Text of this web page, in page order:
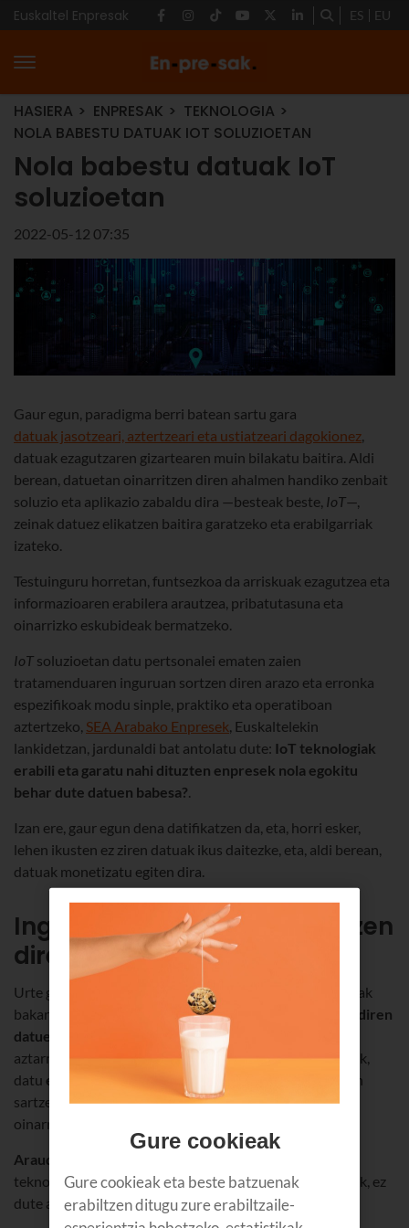
Euskaltel Enpresak ES EU
HASIERA ENPRESAK
TEKNOLOGIA
NOLA BABESTU DATUAK IOT SOLUZIOETAN
Nola babestu datuak IoT
soluzioetan
2022-05-12 07:35
Gaur egun, paradigma berri batean sartu gara
datuak jasotzeari, aztertzeari eta ustiatzeari dagokionez,
datuak ezagutzaren gizartearen muin bilakatu baitira. Aldi
berean, datuetan oinarritzen diren ahalmen handiko zenbait
soluzio eta aplikazio zabaldu dira —besteak beste, IoT—,
zeinak datuez elikatzen baitira garatzeko eta erabilgarriak
izateko.
Testuinguru horretan, funtsezkoa da arriskuak ezagutzea eta
informazioaren erabilera arautzea, pribatutasuna eta
oinarrizko eskubideak bermatzeko.
IoT soluzioetan datu pertsonalei ematen zaien
tratamenduaren inguruan sortzen diren arazo eta erronka
espezifikoak modu sinple, praktiko eta operatiboan
aztertzeko, SEA Arabako Enpresek, Euskaltelekin
lankidetzan, jardunaldi bat antolatu dute: IoT teknologiak
erabili eta garatu nahi dituzten enpresek nola egokitu
behar dute datuen babesa?.
Izan ere, gaur egun dena datifikatzen da, eta, horri esker,
lehen ikusten ez ziren datuak ikus daitezke, eta, aldi berean,
datuak monetizatu egiten dira.
Ingurune digitaletan erabiltzen
diren datu-motak
Urte gutxian, interesdunak borondatez emandako datuak
bakarrik tratatzetik
haren aztarna digitalean geratzen diren
datuen areagotze esponentzialera
aztarna digitalak uzten dituzte
cookieek, geolokalizazioak,
datu eratorriek (esate baterako, onlineko denda batean
sartzen garenean) etainferituek(probabilitateetan
oinarritutako azterketa baten bidez lortzen direnak).
Araudiari
teknologikoan eta I+Gan garatuen dauden bi herrialdeek, ez
dute arau-esparru solidorik. Benetako paradoxa.
Gure cookieak
Gure cookieak eta beste batzuenak
erabiltzen ditugu zure erabiltzaile-